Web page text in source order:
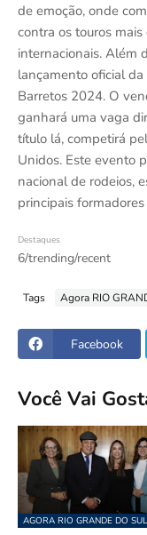
de emoção, onde
contra os touros
internacionais. Além
lançamento oficial
Barretos 2024. O
ganhará uma vaga
título lá, competirá
Unidos. Este evento
nacional de rodeios,
principais
Destaques
6/trending/recent
Tags Agora RIO
Facebook
Você Vai
AGORA RIO GRANDE DO SUL